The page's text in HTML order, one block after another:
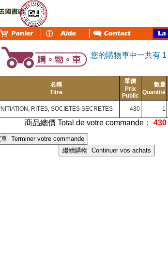
您的購物車中一共有 1
名稱
Titre
單價
Prix
Public
數量
Quantité
INITIATION, RITES, SOCIETES SECRETES 430 1
商品總價 Total de votre commande： 430